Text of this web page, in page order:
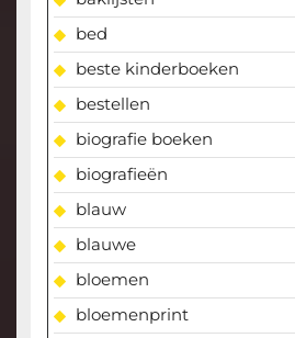
bed
beste kinderboeken
bestellen
biografie boeken
biografieën
blauw
blauwe
bloemen
bloemenprint